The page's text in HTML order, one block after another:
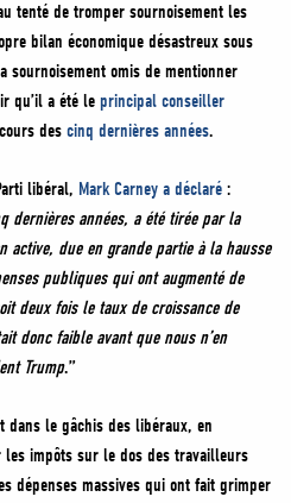
tenté de tromper sournoisement les
bilan économique désastreux sous
sournoisement omis de mentionner
qu’il a été le principal conseiller
des cinq dernières années.
libéral, Mark Carney a déclaré :
dernières années, a été tirée par la
active, due en grande partie à la hausse
publiques qui ont augmenté de
deux fois le taux de croissance de
donc faible avant que nous n’en
Trump.”
dans le gâchis des libéraux, en
les impôts sur le dos des travailleurs
dépenses massives qui ont fait grimper